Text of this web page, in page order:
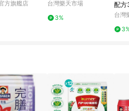
方旗艦店
【合康連鎖藥局】
台灣樂天市場
3%
配方
配方
台灣